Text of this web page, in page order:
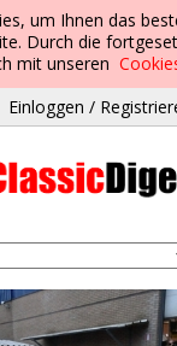
um Ihnen das
Durch die
mit unseren
Einloggen /